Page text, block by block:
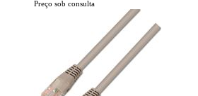
Preço sob consulta